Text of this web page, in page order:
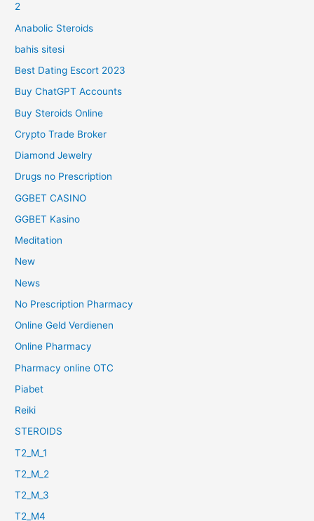
2
Anabolic Steroids
bahis sitesi
Best Dating Escort 2023
Buy ChatGPT Accounts
Buy Steroids Online
Crypto Trade Broker
Diamond Jewelry
Drugs no Prescription
GGBET CASINO
GGBET Kasino
Meditation
New
News
No Prescription Pharmacy
Online Geld Verdienen
Online Pharmacy
Pharmacy online OTC
Piabet
Reiki
STEROIDS
T2_M_1
T2_M_2
T2_M_3
T2_M4